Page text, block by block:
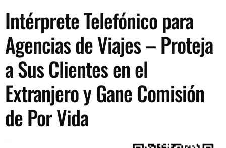
Intérprete Telefónico para
Agencias de Viajes – Proteja
a Sus Clientes en el
Extranjero y Gane Comisión
de Por Vida